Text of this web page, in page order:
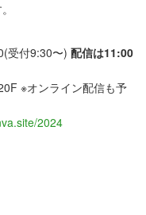
受付9:30〜) 配信は11:00
※オンライン配信も予
2024